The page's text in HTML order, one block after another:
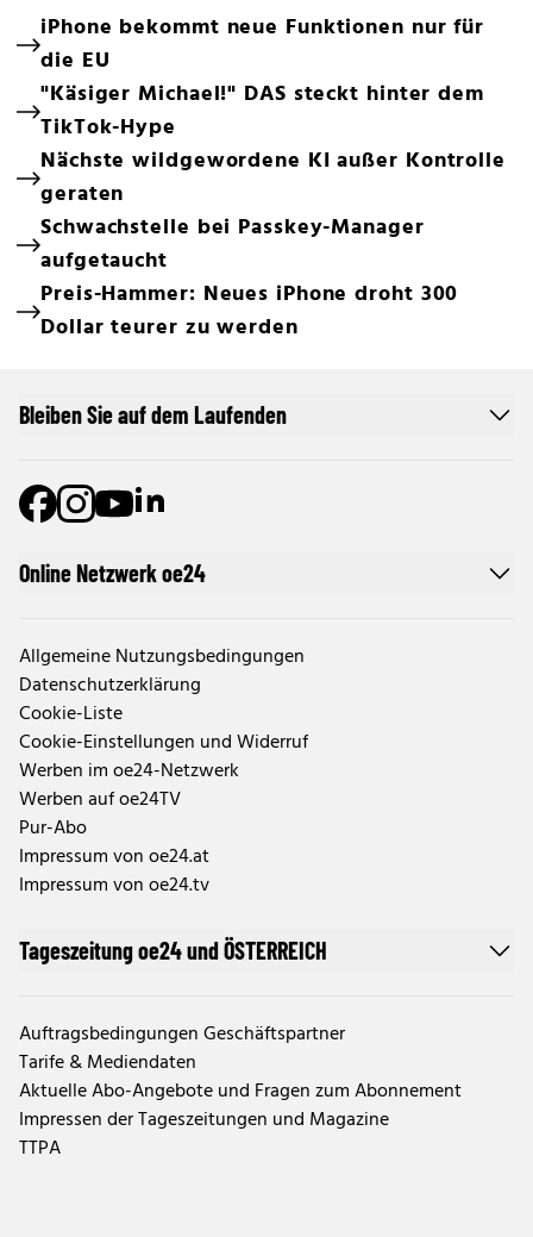
iPhone bekommt neue Funktionen nur für
die EU
"Käsiger Michael!" DAS steckt hinter dem
TikTok-Hype
Nächste wildgewordene KI außer Kontrolle
geraten
Schwachstelle bei Passkey-Manager
aufgetaucht
Preis-Hammer: Neues iPhone droht 300
Dollar teurer zu werden
Online Netzwerk oe24
Allgemeine Nutzungsbedingungen
Datenschutzerklärung
Cookie-Liste
Cookie-Einstellungen und Widerruf
Werben im oe24-Netzwerk
Werben auf oe24TV
Pur-Abo
Impressum von oe24.at
Impressum von oe24.tv
Tageszeitung oe24 und ÖSTERREICH
Auftragsbedingungen Geschäftspartner
Tarife & Mediendaten
Aktuelle Abo-Angebote und Fragen zum Abonnement
Impressen der Tageszeitungen und Magazine
TTPA
Bleiben Sie auf dem Laufenden